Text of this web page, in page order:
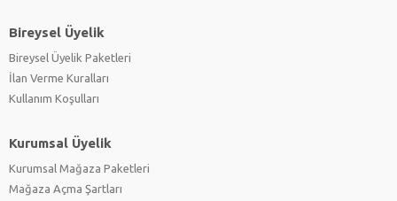
Bireysel Üyelik
Bireysel Üyelik Paketleri
İlan Verme Kuralları
Kullanım Koşulları
Kurumsal Üyelik
Kurumsal Mağaza Paketleri
Mağaza Açma Şartları